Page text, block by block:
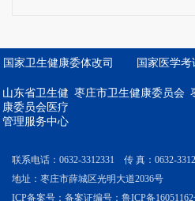
国家卫生健康委体改司 国家医学考
山东省卫生健
康委员会医疗
管理服务中心
枣庄市卫生健康委员会
联系电话：0632-3312331 传 真：0632-
地址：枣庄市薛城区光明大道2036号
ICP备案号： 备案证编号：鲁ICP备